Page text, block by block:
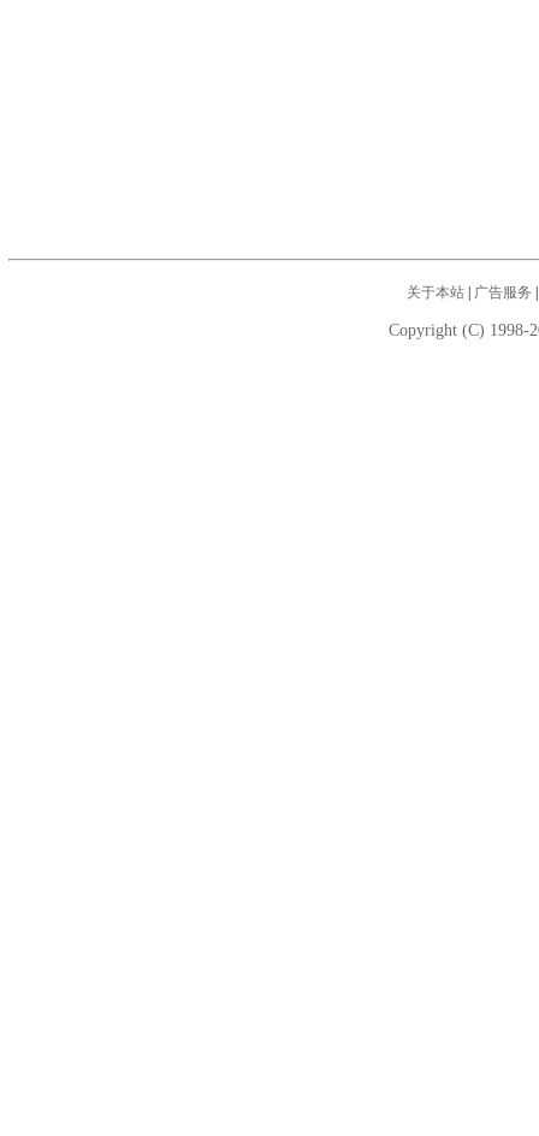
关于本站| 广告服务
Copyright (C) 1998-